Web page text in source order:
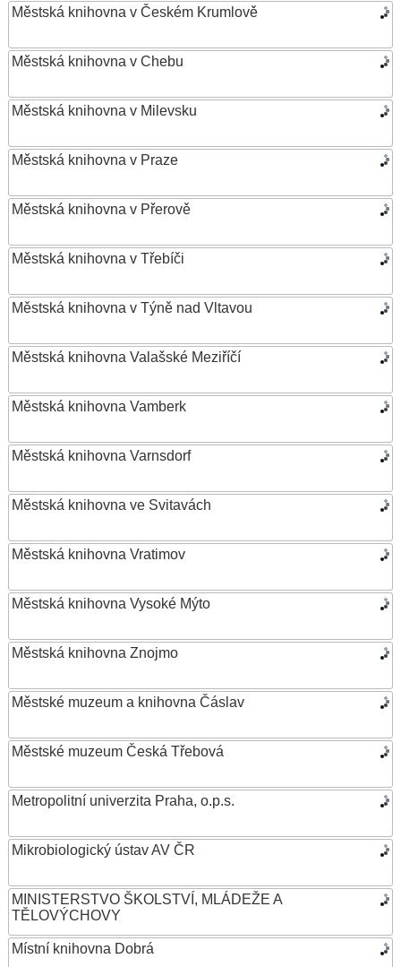
Městská knihovna v Českém Krumlově
Městská knihovna v Chebu
Městská knihovna v Milevsku
Městská knihovna v Praze
Městská knihovna v Přerově
Městská knihovna v Třebíči
Městská knihovna v Týně nad Vltavou
Městská knihovna Valašské Meziříčí
Městská knihovna Vamberk
Městská knihovna Varnsdorf
Městská knihovna ve Svitavách
Městská knihovna Vratimov
Městská knihovna Vysoké Mýto
Městská knihovna Znojmo
Městské muzeum a knihovna Čáslav
Městské muzeum Česká Třebová
Metropolitní univerzita Praha, o.p.s.
Mikrobiologický ústav AV ČR
MINISTERSTVO ŠKOLSTVÍ, MLÁDEŽE A
TĚLOVÝCHOVY
Místní knihovna Dobrá